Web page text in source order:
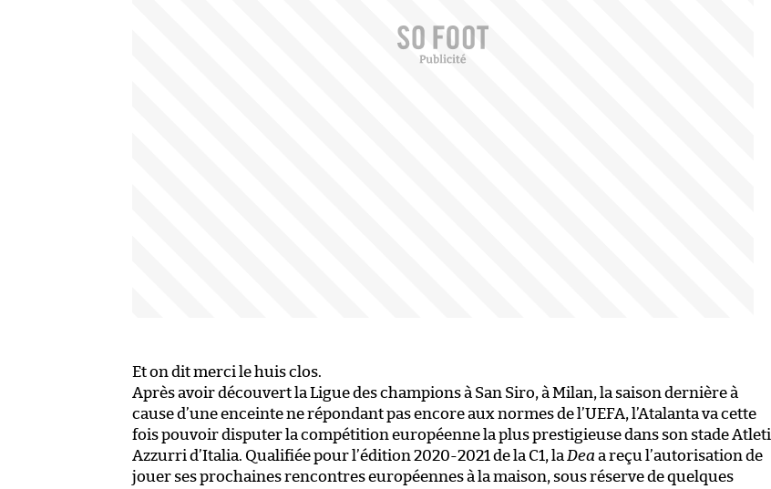
Et on dit merci le huis clos.
Après avoir découvert la Ligue des champions à San Siro, à Milan, la saison dernière à
cause d’une enceinte ne répondant pas encore aux normes de l’UEFA, l’Atalanta va cette
fois pouvoir disputer la compétition européenne la plus prestigieuse dans son stade Atleti
Azzurri d’Italia. Qualifiée pour l’édition 2020-2021 de la C1, la Dea a reçu l’autorisation de
jouer ses prochaines rencontres européennes à la maison, sous réserve de quelques